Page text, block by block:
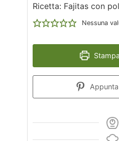
Ricetta: Fajitas con
Nessuna